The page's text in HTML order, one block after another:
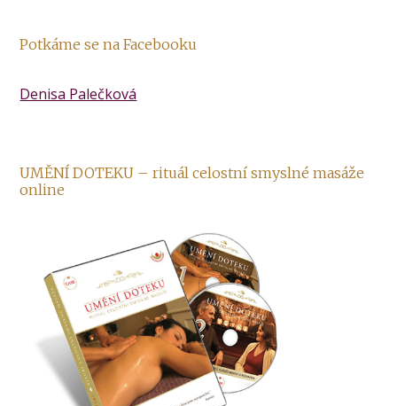
Potkáme se na Facebooku
Denisa Palečková
UMĚNÍ DOTEKU – rituál celostní smyslné masáže
online